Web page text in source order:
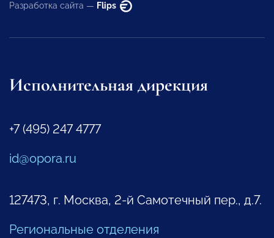
Разработка сайта — Flips
Исполнительная дирекция
+7 (495) 247 4777
id@opora.ru
127473, г. Москва, 2-й Самотечный пер., д.7.
Региональные отделения